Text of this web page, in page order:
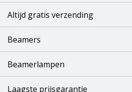
Altijd gratis verzending
Beamers
Beamerlampen
Laagste prijsgarantie